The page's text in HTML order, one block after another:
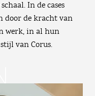
In de cases
door de kracht van
werk, in al hun
van Corus.